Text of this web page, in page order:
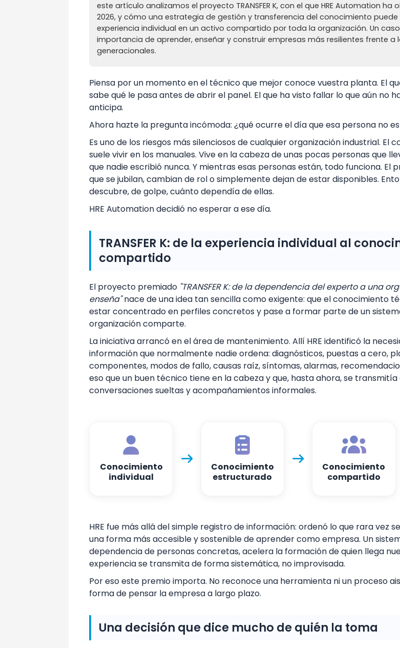
este artículo analizamos el proyecto TRANSFER K, con el que HRE Automation ha
2026, y cómo una estrategia de gestión y transferencia del conocimiento
experiencia individual en un activo compartido por toda la organización. Un caso
importancia de aprender, enseñar y construir empresas más resilientes frente a
generacionales.
Piensa por un momento en el técnico que mejor conoce vuestra planta. El
sabe qué le pasa antes de abrir el panel. El que ha visto fallar lo que aún no
anticipa.
Ahora hazte la pregunta incómoda: ¿qué ocurre el día que esa persona no
Es uno de los riesgos más silenciosos de cualquier organización industrial. El
suele vivir en los manuales. Vive en la cabeza de unas pocas personas que
que nadie escribió nunca. Y mientras esas personas están, todo funciona. El
que se jubilan, cambian de rol o simplemente dejan de estar disponibles.
descubre, de golpe, cuánto dependía de ellas.
HRE Automation decidió no esperar a ese día.
TRANSFER K: de la experiencia individual al
compartido
El proyecto premiado "TRANSFER K: de la dependencia del experto a una
enseña"nace de una idea tan sencilla como exigente: que el conocimiento
estar concentrado en perfiles concretos y pase a formar parte de un
organización comparte.
La iniciativa arrancó en el área de mantenimiento. Allí HRE identificó la
información que normalmente nadie ordena: diagnósticos, puestas a cero,
componentes, modos de fallo, causas raíz, síntomas, alarmas,
eso que un buen técnico tiene en la cabeza y que, hasta ahora, se transmitía
conversaciones sueltas y acompañamientos informales.

Conocimiento
individual


Conocimiento
estructurado


Conocimiento
compartido
HRE fue más allá del simple registro de información: ordenó lo que rara vez
una forma más accesible y sostenible de aprender como empresa. Un
dependencia de personas concretas, acelera la formación de quien llega
experiencia se transmita de forma sistemática, no improvisada.
Por eso este premio importa. No reconoce una herramienta ni un proceso
forma de pensar la empresa a largo plazo.
Una decisión que dice mucho de quién la toma